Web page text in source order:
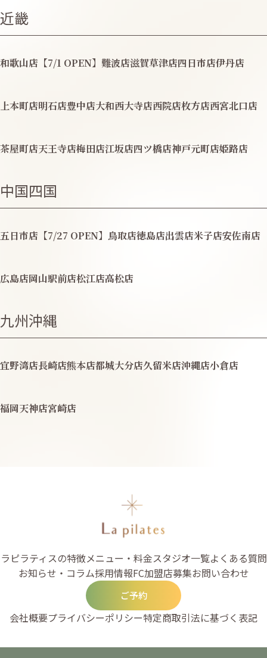
近畿
和歌山店【7/1 OPEN】 難波店滋賀草津店四日市店伊丹店
上本町店明石店豊中店大和西大寺店西院店枚方店西宮北口店
茶屋町店天王寺店梅田店江坂店四ツ橋店神戸元町店姫路店
中国四国
五日市店【7/27 OPEN】 鳥取店徳島店出雲店米子店安佐南店
広島店岡山駅前店松江店高松店
九州沖縄
宜野湾店長崎店熊本店都城大分店久留米店沖縄店小倉店
福岡天神店宮崎店
ラピラティスの特徴メニュー・料金スタジオ一覧よくある質問
お知らせ・コラム採用情報FC加盟店募集お問い合わせ
ご予約
会社概要プライバシーポリシー特定商取引法に基づく表記